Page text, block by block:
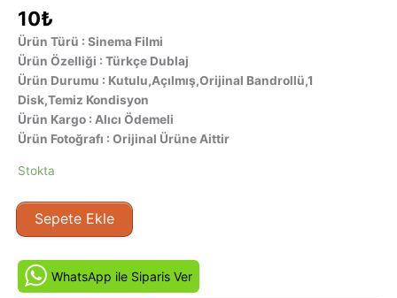
10₺
Ürün Türü : Sinema Filmi
Ürün Özelliği : Türkçe Dublaj
Ürün Durumu : Kutulu,Açılmış,Orijinal Bandrollü,1
Disk,Temiz Kondisyon
Ürün Kargo : Alıcı Ödemeli
Ürün Fotoğrafı : Orijinal Ürüne Aittir
Stokta
Bugs
Ve
Orijinal
VCD
Sepete Ekle
WhatsApp ile Siparis Ver